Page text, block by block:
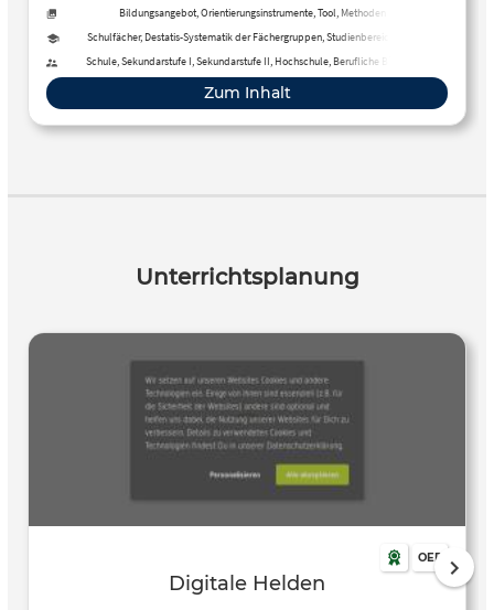
Untertiteln.
Bildungsangebot, Orientierungsinstrumente, Tool, Methoden
Schulfächer, Destatis-Systematik der Fächergruppen, Studienbereiche und
Schule, Sekundarstufe I, Sekundarstufe II, Hochschule, Berufliche Bildung,
Fortbildung, Erwachsenenbildung
Zum Inhalt
Unterrichtsplanung
OER
Digitale Helden